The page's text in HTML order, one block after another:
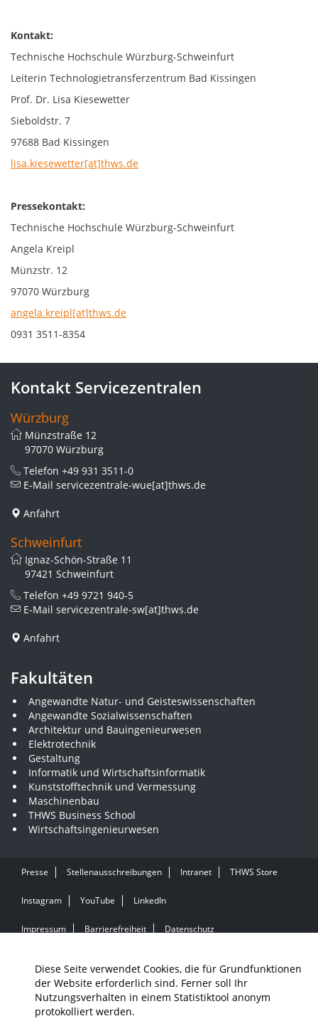
Diese Seite verwendet Cookies, die für Grundfunktionen
der Website erforderlich sind. Ferner soll Ihr
Nutzungsverhalten in einem Statistiktool anonym
protokolliert werden.
Kontakt:
Technische Hochschule Würzburg-Schweinfurt
Leiterin Technologietransferzentrum Bad Kissingen
Prof. Dr. Lisa Kiesewetter
Sieboldstr. 7
97688 Bad Kissingen
lisa.kiesewetter[at]thws.de
Pressekontakt:
Technische Hochschule Würzburg-Schweinfurt
Angela Kreipl
Münzstr. 12
97070 Würzburg
angela.kreipl[at]thws.de
0931 3511-8354
Kontakt Servicezentralen
Würzburg
Münzstraße 12
97070 Würzburg
Telefon +49 931 3511-0
E-Mail servicezentrale-wue[at]thws.de
Anfahrt
Schweinfurt
Ignaz-Schön-Straße 11
97421 Schweinfurt
Telefon +49 9721 940-5
E-Mail servicezentrale-sw[at]thws.de
Anfahrt
Fakultäten
Angewandte Natur- und Geisteswissenschaften
Angewandte Sozialwissenschaften
Architektur und Bauingenieurwesen
Elektrotechnik
Gestaltung
Informatik und Wirtschaftsinformatik
Kunststofftechnik und Vermessung
Maschinenbau
THWS Business School
Wirtschaftsingenieurwesen
Presse Stellenausschreibungen Intranet THWS Store
Instagram YouTube LinkedIn
Impressum Barrierefreiheit Datenschutz